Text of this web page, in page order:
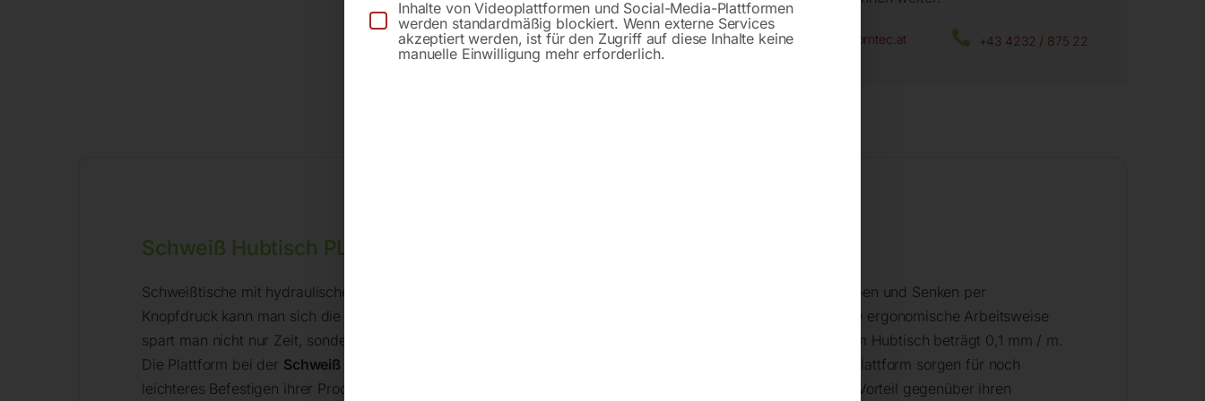
Anfrageformular office@horntec.at +43 4232 / 875 22
Schweiß Hubtisch PLUS 1500×1480 mm 16-50×50
Schweißtische mit hydraulischem Hebesystem sind sogenannte Schweiß-Hubtische. Durch das einfache Heben und Senken per
Knopfdruck kann man sich die Höhe für das Schweißen oder auch andere Arbeiten ideal einstellen. Durch die ergonomische Arbeitsweise
spart man nicht nur Zeit, sondern verhindert auch Ausfälle der Mitarbeiter. Die Ebenheit der Schweißplatte am Hubtisch beträgt 0,1 mm / m.
Die Plattform bei der Schweiß Hubtisch PLUS Serie ist 12mm dick
. Die 3 Lochreihen in der Seitenwand der Plattform sorgen für noch
leichteres Befestigen ihrer Produkte. Sorgen Sie mit den höhenverstellbaren Schweißtischen für einen klaren Vorteil gegenüber ihren
Inhalte von Videoplattformen und Social-Media-Plattformen
werden standardmäßig blockiert. Wenn externe Services
akzeptiert werden, ist für den Zugriff auf diese Inhalte keine
manuelle Einwilligung mehr erforderlich.